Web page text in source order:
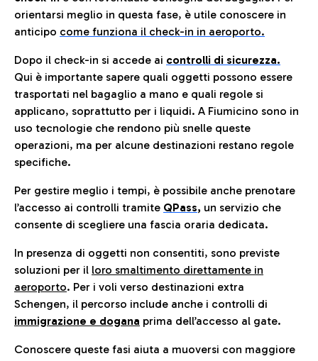
orientarsi meglio in questa fase, è utile conoscere in
anticipo come funziona il check-in in aeroporto.
Dopo il check-in si accede ai controlli di sicurezza.
Qui è importante sapere quali oggetti possono essere
trasportati nel bagaglio a mano e quali regole si
applicano, soprattutto per i liquidi. A Fiumicino sono in
uso tecnologie che rendono più snelle queste
operazioni, ma per alcune destinazioni restano regole
specifiche.
Per gestire meglio i tempi, è possibile anche prenotare
l’accesso ai controlli tramite QPass, un servizio che
consente di scegliere una fascia oraria dedicata.
In presenza di oggetti non consentiti, sono previste
soluzioni per il loro smaltimento direttamente in
aeroporto. Per i voli verso destinazioni extra
Schengen, il percorso include anche i controlli di
immigrazione e dogana prima dell’accesso al gate.
Conoscere queste fasi aiuta a muoversi con maggiore